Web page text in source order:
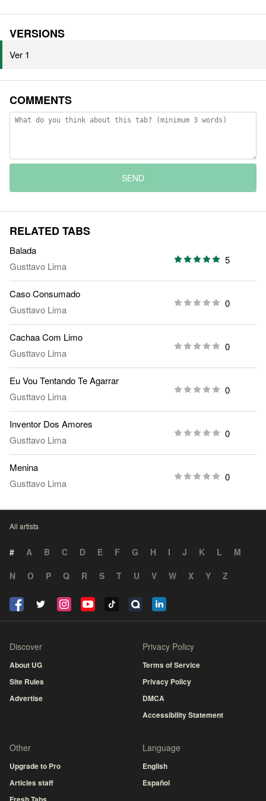
VERSIONS
Ver 1
COMMENTS
SEND
RELATED TABS
Balada
Gusttavo Lima
5
Caso Consumado
Gusttavo Lima
0
Cachaa Com Limo
Gusttavo Lima
0
Eu Vou Tentando Te Agarrar
Gusttavo Lima
0
Inventor Dos Amores
Gusttavo Lima
0
Menina
Gusttavo Lima
0
All artists
# A B C D E F G H I J K L
M
N
O P Q R S T U V W X Y Z
Discover
About UG
Site Rules
Advertise
Privacy Policy
Terms of Service
Privacy Policy
DMCA
Accessibility Statement
Other
Upgrade to Pro
Articles staff
Language
English
Español